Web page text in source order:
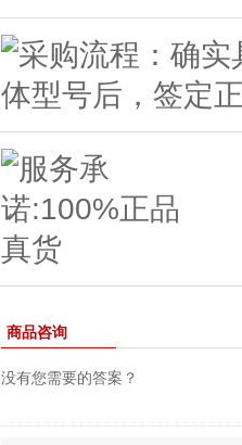
商品咨询
没有您需要的答案？